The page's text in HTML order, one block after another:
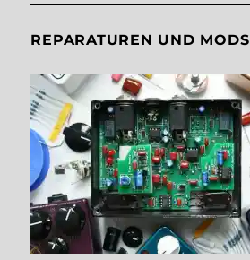
REPARATUREN UND MODS